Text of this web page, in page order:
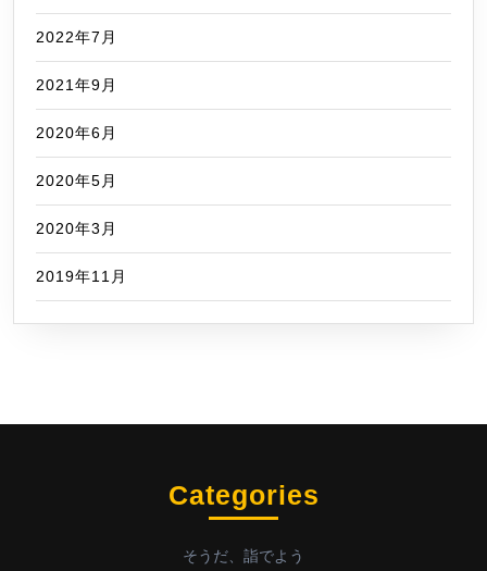
2022年7月
2021年9月
2020年6月
2020年5月
2020年3月
2019年11月
Categories
そうだ、詣でよう